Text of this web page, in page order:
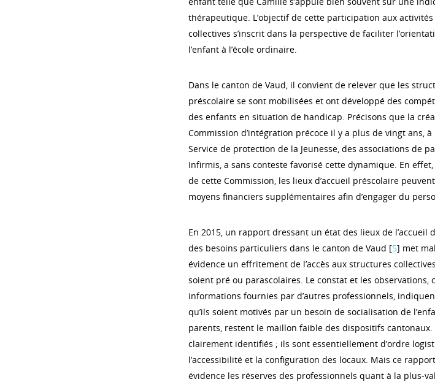
thérapeutique. L’objectif de cette participation aux
collectives s’inscrit dans la perspective de faciliter
l’enfant à l’école ordinaire.
Dans le canton de Vaud, il convient de relever que les
préscolaire se sont mobilisées et ont développé des
des enfants en situation de handicap. Précisons que la
Commission d’intégration précoce il y a plus de vingt ans, à
Service de protection de la Jeunesse, des associations de
Infirmis, a sans conteste favorisé cette dynamique. En
de cette Commission, les lieux d’accueil préscolaire
moyens financiers supplémentaires afin d’engager du
En 2015, un rapport dressant un état des lieux de l’accueil
des besoins particuliers dans le canton de Vaud [5] met
évidence un effritement de l’accès aux structures
soient pré ou parascolaires. Le constat et les observations,
informations fournies par d’autres professionnels,
qu’ils soient motivés par un besoin de socialisation de
parents, restent le maillon faible des dispositifs cantonaux.
clairement identifiés ; ils sont essentiellement d’ordre
l’accessibilité et la configuration des locaux. Mais ce
évidence les réserves des professionnels quant à la plus-